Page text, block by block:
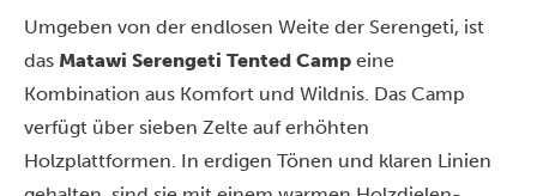
Umgeben von der endlosen Weite der Serengeti, ist
das Matawi Serengeti Tented Camp eine
Kombination aus Komfort und Wildnis. Das Camp
verfügt über sieben Zelte auf erhöhten
Holzplattformen. In erdigen Tönen und klaren Linien